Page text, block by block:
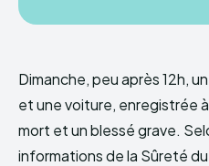
Dimanche, peu après 12h,
et une voiture, enregistrée
mort et un blessé grave.
informations de la Sûreté